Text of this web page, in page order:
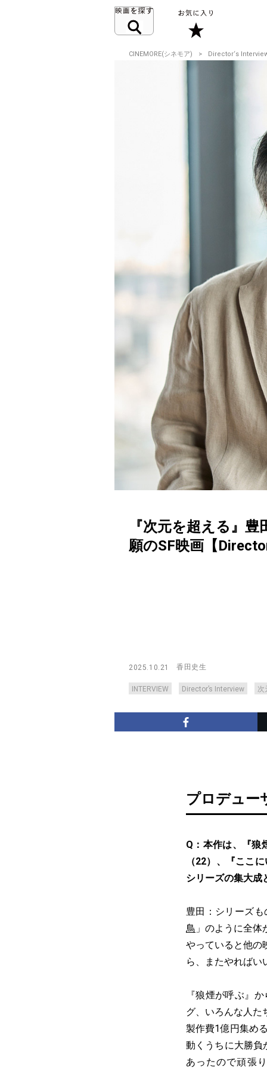
CINEMORE(シネモア) Director‘s
『次元を超える』
願のSF映画【
2025.10.21 香田史生
INTERVIEW Director’s Interview 次
プロデュー
Q：本作は、『狼
（22）、『ここ
シリーズの集大成
豊田：シリーズ
鳥 」のように全
やっていると他の
ら、またやればい
『狼煙が呼ぶ』
グ、いろんな人た
製作費1億円集め
動くうちに大勝負
あったので頑張